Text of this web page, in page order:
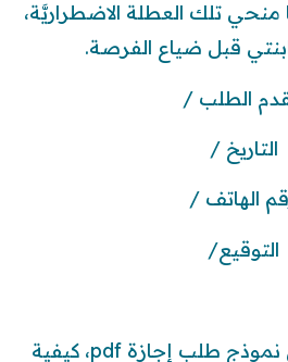
تلك العطلة الاضطراريَّة،
قبل ضياع الفرصة.
الطلب /
التاريخ /
الهاتف /
التوقيع/
عرضنا لكم في مقال نموذج طلب إجازة pdf، كيفية